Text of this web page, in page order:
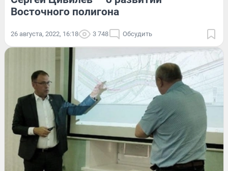
Восточного полигона
26 августа, 2022, 16:18 3 748 Обсудить